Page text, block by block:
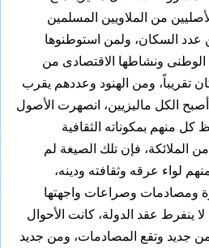
من الملاويين المسلمين
من 65% من عدد السكان، ولمن استوطنوها
ونشاطها الاقتصادى من
تقريباً، ومن الهنود وعددهم يقرب
أصبح الكل ماليزيين، انصهرت الأصول
كل منهم بمكوناته الثقافية
الملائكة، فإن تلك الصيغة لم
لواء عرقه وثقافته ودينه،
ومصادمات وصراعات واجهتها
ينفرط عقد الدولة، كانت الأحوال
جديد وتقع المصادمات، ومن جديد